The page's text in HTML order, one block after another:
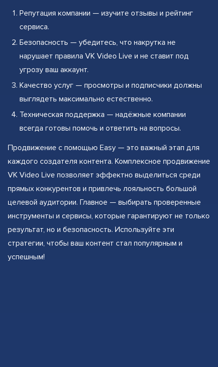
Репутация компании — изучите отзывы и рейтинг
сервиса.
Безопасность — убедитесь, что накрутка не
нарушает правила VK Video Live и не ставит под
угрозу ваш аккаунт.
Качество услуг — просмотры и подписчики должны
выглядеть максимально естественно.
Техническая поддержка — надёжные компании
всегда готовы помочь и ответить на вопросы.
Продвижение с помощью Easy — это важный этап для
каждого создателя контента. Комплексное продвижение
VK Video Live позволяет эффектно выделиться среди
прямых конкурентов и привлечь лояльность большой
целевой аудитории. Главное — выбирать проверенные
инструменты и сервисы, которые гарантируют не только
результат, но и безопасность. Используйте эти
стратегии, чтобы ваш контент стал популярным и
успешным!